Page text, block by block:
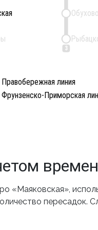
Правобережная линия
Фрунзенско-Приморская
3
Обухово
«Маяковская»,
пересадок.